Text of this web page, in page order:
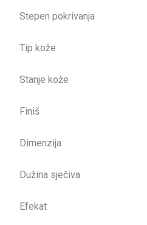
Stepen pokrivanja
Tip kože
Stanje kože
Finiš
Dimenzija
Dužina sječiva
Efekat